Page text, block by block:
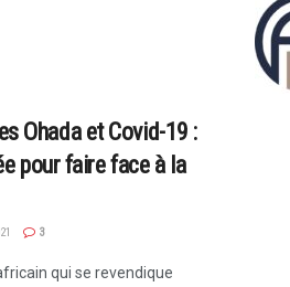
Ohada et Covid-19 :
pour faire face à la
3
qui se revendique